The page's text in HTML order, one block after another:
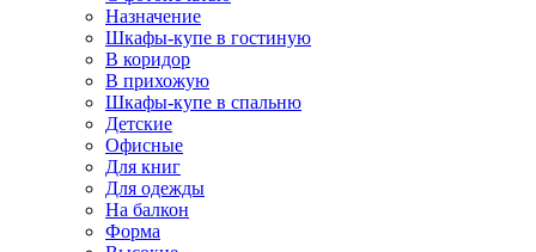
Назначение
Шкафы-купе в гостиную
В коридор
В прихожую
Шкафы-купе в спальню
Детские
Офисные
Для книг
Для одежды
На балкон
Форма